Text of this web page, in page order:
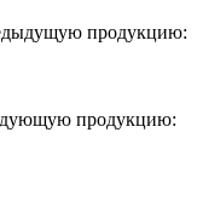
продукцию:
продукцию: